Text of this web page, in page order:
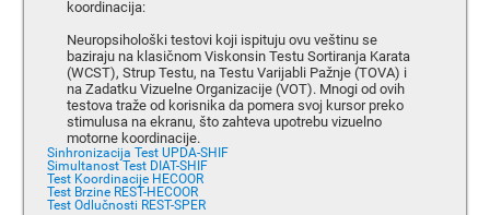
koordinacija:
Neuropsihološki testovi koji ispituju ovu veštinu se
baziraju na klasičnom Viskonsin Testu Sortiranja Karata
(WCST), Strup Testu, na Testu Varijabli Pažnje (TOVA) i
na Zadatku Vizuelne Organizacije (VOT). Mnogi od ovih
testova traže od korisnika da pomera svoj kursor preko
stimulusa na ekranu, što zahteva upotrebu vizuelno
motorne koordinacije.
Sinhronizacija Test UPDA-SHIF
Simultanost Test DIAT-SHIF
Test Koordinacije HECOOR
Test Brzine REST-HECOOR
Test Odlučnosti REST-SPER